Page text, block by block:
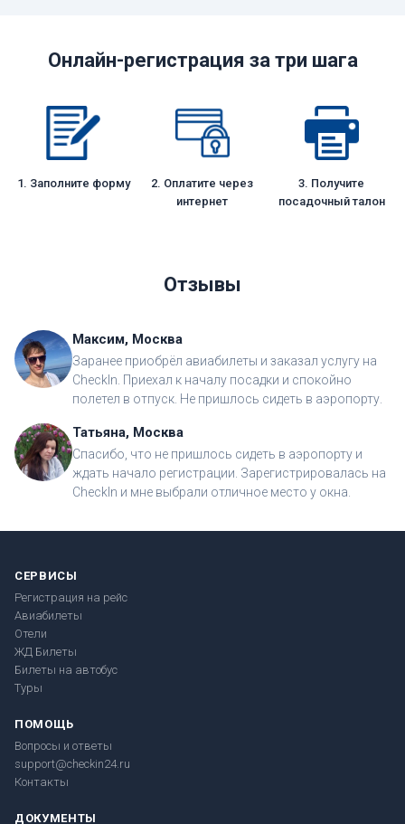
Онлайн-регистрация за три шага
1. Заполните форму
2. Оплатите через
интернет
3. Получите
посадочный талон
Отзывы
Максим, Москва
Заранее приобрёл авиабилеты и заказал услугу на
CheckIn. Приехал к началу посадки и спокойно
полетел в отпуск. Не пришлось сидеть в аэропорту.
Татьяна, Москва
Спасибо, что не пришлось сидеть в аэропорту и
ждать начало регистрации. Зарегистрировалась на
CheckIn и мне выбрали отличное место у окна.
СЕРВИСЫ
Регистрация на рейс
Авиабилеты
Отели
ЖД Билеты
Билеты на автобус
Туры
ПОМОЩЬ
Вопросы и ответы
support@checkin24.ru
Контакты
ДОКУМЕНТЫ